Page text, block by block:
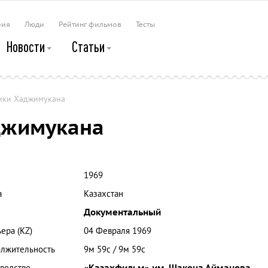
Люди Рейтинг фильмов Тесты
Новости Статьи
Хаджимукана
1969
Казахстан
Документальный
(KZ)
04 Февраля 1969
9м 59с / 9м 59с